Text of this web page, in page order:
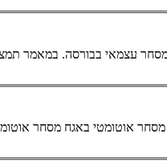
עצמאי בבורסה. במאמר
מסחר אוטומטי באגח מסחר